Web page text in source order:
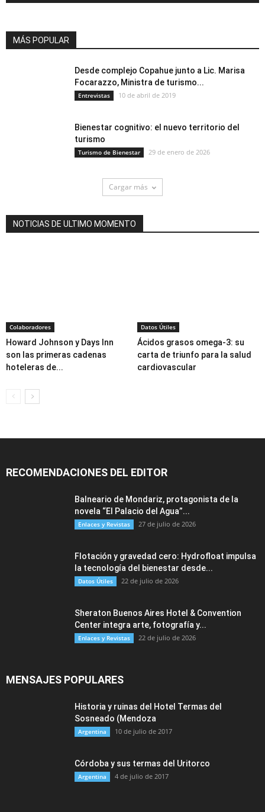
MÁS POPULAR
Desde complejo Copahue junto a Lic. Marisa
Focarazzo, Ministra de turismo...
Entrevistas 10 de abril de 2019
Bienestar cognitivo: el nuevo territorio del
turismo
Turismo de Bienestar 29 de enero de 2026
Cargar más
NOTICIAS DE ULTIMO MOMENTO
Colaboradores
Howard Johnson y Days Inn
son las primeras cadenas
hoteleras de...
Datos Útiles
Ácidos grasos omega-3: su
carta de triunfo para la salud
cardiovascular
RECOMENDACIONES DEL EDITOR
Balneario de Mondariz, protagonista de la
novela “El Palacio del Agua”...
Enlaces y Revistas 27 de julio de 2026
Flotación y gravedad cero: Hydrofloat impulsa
la tecnología del bienestar desde...
Datos Útiles 22 de julio de 2026
Sheraton Buenos Aires Hotel & Convention
Center integra arte, fotografía y...
Enlaces y Revistas 22 de julio de 2026
MENSAJES POPULARES
Historia y ruinas del Hotel Termas del
Sosneado (Mendoza
Argentina 10 de julio de 2017
Córdoba y sus termas del Uritorco
Argentina 4 de julio de 2017